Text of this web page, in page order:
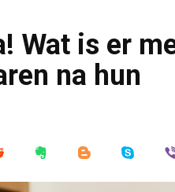
Wat is er
na hun